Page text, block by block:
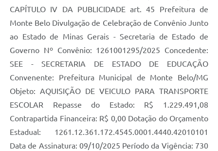
CAPÍTULO IV DA PUBLICIDADE art. 45 Prefeitura de
Monte Belo Divulgação de Celebração de Convênio Junto
ao Estado de Minas Gerais - Secretaria de Estado de
Governo Nº Convênio: 1261001295/2025 Concedente:
SEE - SECRETARIA DE ESTADO DE EDUCAÇÃO
Convenente: Prefeitura Municipal de Monte Belo/MG
Objeto: AQUISIÇÃO DE VEICULO PARA TRANSPORTE
ESCOLAR Repasse do Estado: R$ 1.229.491,08
Contrapartida Financeira: R$ 0,00 Dotação do Orçamento
Estadual: 1261.12.361.172.4545.0001.4440.42010101
Data de Assinatura: 09/10/2025 Período da Vigência: 730